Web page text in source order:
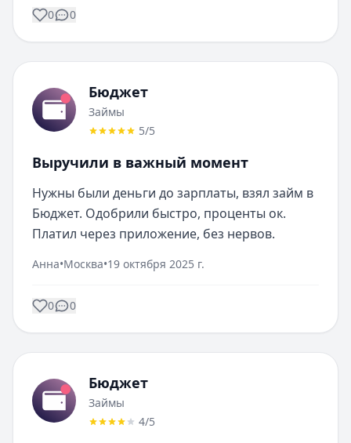
0 0
Бюджет
Займы
5/5
Выручили в важный момент
Нужны были деньги до зарплаты, взял займ в
Бюджет. Одобрили быстро, проценты ок.
Платил через приложение, без нервов.
Анна•Москва•19 октября 2025 г.
0 0
Бюджет
Займы
4/5